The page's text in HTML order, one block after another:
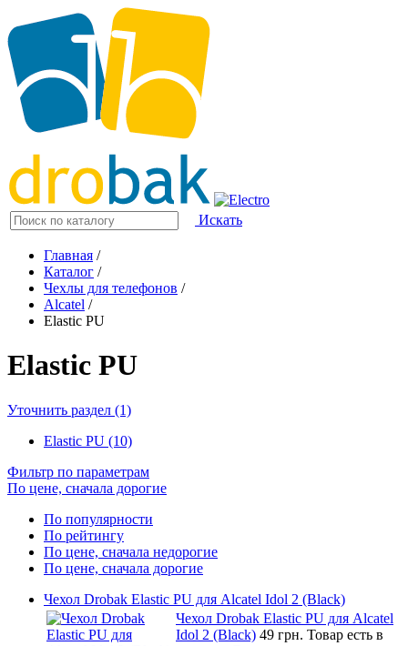
Искать
Главная /
Каталог /
Чехлы для телефонов /
Alcatel /
Elastic PU
Elastic PU
Уточнить раздел (1)
Elastic PU (10)
Фильтр по параметрам
По цене, сначала дорогие
По популярности
По рейтингу
По цене, сначала недорогие
По цене, сначала дорогие
Чехол Drobak Elastic PU для Alcatel Idol 2 (Black)
Чехол Drobak Elastic PU для Alcatel
Idol 2 (Black) 49 грн. Товар есть в